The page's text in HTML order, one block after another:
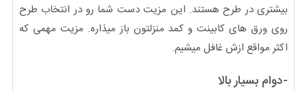
بیشتری در طرح هستند. این مزیت دست شما رو در انتخاب طرح
روی ورق های کابینت و کمد منزلتون باز میذاره. مزیت مهمی که
اکثر مواقع ازش غافل میشیم.
-دوام بسیار بالا